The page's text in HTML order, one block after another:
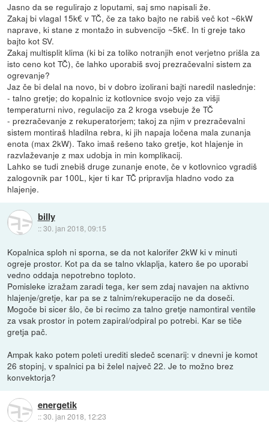
Jasno da se regulirajo z loputami, saj smo napisali že.
Zakaj bi vlagal 15k€ v TČ, če za tako bajto ne rabiš več kot ~6kW
naprave, ki stane z montažo in subvencijo ~5k€. In ti greje tako
bajto kot SV.
Zakaj multisplit klima (ki bi za toliko notranjih enot verjetno prišla za
isto ceno kot TČ), če lahko uporabiš svoj prezračevalni sistem za
ogrevanje?
Jaz če bi delal na novo, bi v dobro izolirani bajti naredil naslednje:
- talno gretje; do kopalnic iz kotlovnice svojo vejo za višji
temperaturni nivo, regulacijo za 2 kroga vsebuje že TČ
- prezračevanje z rekuperatorjem; takoj za njim v prezračevalni
sistem montiraš hladilna rebra, ki jih napaja ločena mala zunanja
enota (max 2kW). Tako imaš rešeno tako gretje, kot hlajenje in
razvlaževanje z max udobja in min komplikacij.
Lahko se tudi znebiš druge zunanje enote, če v kotlovnico vgradiš
zalogovnik par 100L, kjer ti kar TČ pripravlja hladno vodo za
hlajenje.
billy
::30. jan 2018, 09:15
Kopalnica sploh ni sporna, se da not kalorifer 2kW ki v minuti
ogreje prostor. Kot pa da se talno vklaplja, katero še po uporabi
vedno oddaja nepotrebno toploto.
Pomisleke izražam zaradi tega, ker sem zdaj navajen na aktivno
hlajenje/gretje, kar pa se z talnim/rekuperacijo ne da doseči.
Mogoče bi sicer šlo, če bi recimo za talno gretje namontiral ventile
za vsak prostor in potem zapiral/odpiral po potrebi. Kar se tiče
gretja pač.
Ampak kako potem poleti urediti sledeč scenarij: v dnevni je komot
26 stopinj, v spalnici pa bi želel največ 22. Je to možno brez
konvektorja?
energetik
::30. jan 2018, 12:23